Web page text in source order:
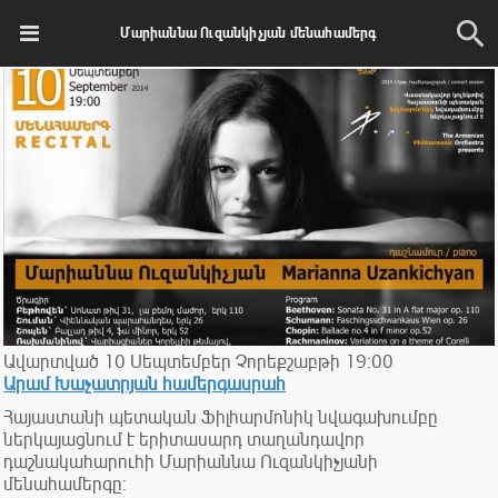
Մարիաննա Ուզանկիչյան մենահամերգ
Ավարտված 10 Սեպտեմբեր Չորեքշաբթի 19:00
Արամ Խաչատրյան համերգասրահ
Հայաստանի պետական Ֆիլհարմոնիկ նվագախումբը
ներկայացնում է երիտասարդ տաղանդավոր
դաշնակահարուհի Մարիաննա Ուզանկիչյանի
մենահամերգը: